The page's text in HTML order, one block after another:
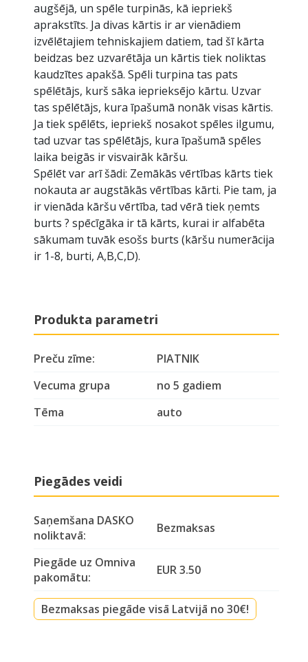
augšējā, un spēle turpinās, kā iepriekš
aprakstīts. Ja divas kārtis ir ar vienādiem
izvēlētajiem tehniskajiem datiem, tad šī kārta
beidzas bez uzvarētāja un kārtis tiek noliktas
kaudzītes apakšā. Spēli turpina tas pats
spēlētājs, kurš sāka ieprieksējo kārtu. Uzvar
tas spēlētājs, kura īpašumā nonāk visas kārtis.
Ja tiek spēlēts, iepriekš nosakot spēles ilgumu,
tad uzvar tas spēlētājs, kura īpašumā spēles
laika beigās ir visvairāk kāršu.
Spēlēt var arī šādi: Zemākās vērtības kārts tiek
nokauta ar augstākās vērtības kārti. Pie tam, ja
ir vienāda kāršu vērtība, tad vērā tiek ņemts
burts ? spēcīgāka ir tā kārts, kurai ir alfabēta
sākumam tuvāk esošs burts (kāršu numerācija
ir 1-8, burti, A,B,C,D).
Produkta parametri
Preču zīme:
PIATNIK
Vecuma grupa
no 5 gadiem
Tēma
auto
Piegādes veidi
Saņemšana DASKO
noliktavā:
Bezmaksas
Piegāde uz Omniva
pakomātu:
EUR 3.50
Bezmaksas piegāde visā Latvijā no 30€!